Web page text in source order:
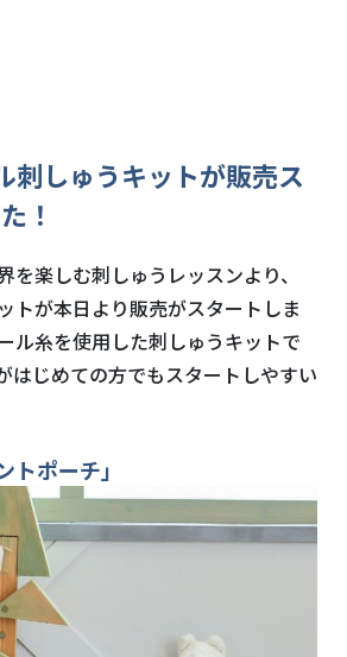
刺しゅうキットが販売ス
！
を楽しむ刺しゅうレッスンより、
トが本日より販売がスタートしま
ル糸を使用した刺しゅうキットで
はじめての方でもスタートしやすい
トポーチ」